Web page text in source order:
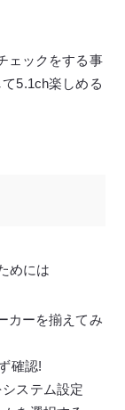
ェックをする事
5.1ch楽しめる
めには
カーを揃えてみ
確認!
ステム設定